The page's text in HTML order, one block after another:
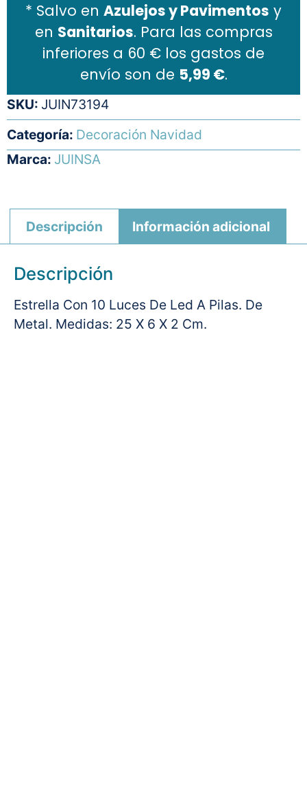
* Salvo en Azulejos y Pavimentos y
en Sanitarios. Para las compras
inferiores a 60 € los gastos de
envío son de 5,99 €.
SKU: JUIN73194
Categoría: Decoración Navidad
Marca: JUINSA
Descripción Información adicional
Descripción
Estrella Con 10 Luces De Led A Pilas. De
Metal. Medidas: 25 X 6 X 2 Cm.